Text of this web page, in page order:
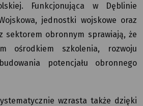
Funkcjonująca w Dęblinie
jednostki wojskowe oraz
sektorem obronnym sprawiają, że
ośrodkiem szkolenia, rozwoju
potencjału obronnego
wzrasta także dzięki